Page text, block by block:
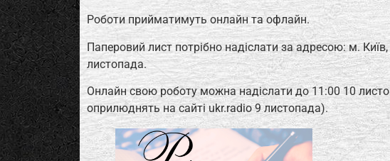
Роботи прийматимуть онлайн та офлайн.⠀⠀
Паперовий лист потрібно надіслати за адресою: м.
листопада.⠀⠀
Онлайн свою роботу можна надіслати до 11:00 10
оприлюднять на сайті ukr.radio 9 листопада).